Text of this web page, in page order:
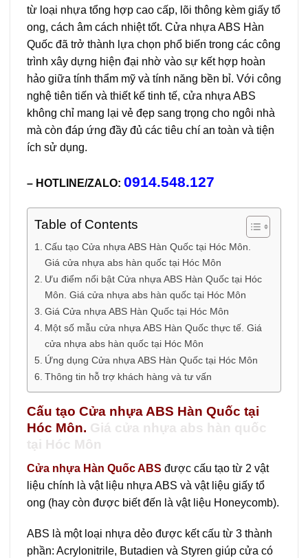
từ loại nhựa tổng hợp cao cấp, lõi thông kèm giấy tổ
ong, cách âm cách nhiệt tốt. Cửa nhựa ABS Hàn
Quốc đã trở thành lựa chọn phổ biến trong các công
trình xây dựng hiện đại nhờ vào sự kết hợp hoàn
hảo giữa tính thẩm mỹ và tính năng bền bỉ. Với công
nghệ tiên tiến và thiết kế tinh tế, cửa nhựa ABS
không chỉ mang lại vẻ đẹp sang trọng cho ngôi nhà
mà còn đáp ứng đầy đủ các tiêu chí an toàn và tiện
ích sử dụng.
– HOTLINE/ZALO: 0914.548.127
Table of Contents
Cấu tạo Cửa nhựa ABS Hàn Quốc tại Hóc Môn.
Giá cửa nhựa abs hàn quốc tại Hóc Môn
Ưu điểm nổi bật Cửa nhựa ABS Hàn Quốc tại Hóc
Môn. Giá cửa nhựa abs hàn quốc tại Hóc Môn
Giá Cửa nhựa ABS Hàn Quốc tại Hóc Môn
Một số mẫu cửa nhựa ABS Hàn Quốc thực tế. Giá
cửa nhựa abs hàn quốc tại Hóc Môn
Ứng dụng Cửa nhựa ABS Hàn Quốc tại Hóc Môn
Thông tin hỗ trợ khách hàng và tư vấn
Cấu tạo Cửa nhựa ABS Hàn Quốc tại
Hóc Môn. Giá cửa nhựa abs hàn quốc
tại Hóc Môn
Cửa nhựa Hàn Quốc ABS được cấu tạo từ 2 vật
liệu chính là vật liệu nhựa ABS và vật liệu giấy tổ
ong (hay còn được biết đến là vật liệu Honeycomb).
ABS là một loại nhựa dẻo được kết cấu từ 3 thành
phần: Acrylonitrile, Butadien và Styren giúp cửa có